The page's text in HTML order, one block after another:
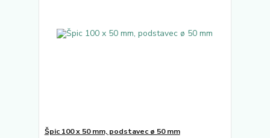
Špic 100 x 50 mm, podstavec ø 50 mm